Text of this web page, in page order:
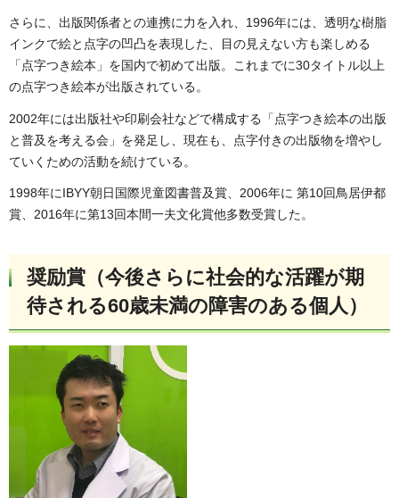
さらに、出版関係者との連携に力を入れ、1996年には、透明な樹脂
インクで絵と点字の凹凸を表現した、目の見えない方も楽しめる
「点字つき絵本」を国内で初めて出版。これまでに30タイトル以上
の点字つき絵本が出版されている。
2002年には出版社や印刷会社などで構成する「点字つき絵本の出版
と普及を考える会」を発足し、現在も、点字付きの出版物を増やし
ていくための活動を続けている。
1998年にIBYY朝日国際児童図書普及賞、2006年に 第10回鳥居伊都
賞、2016年に第13回本間一夫文化賞他多数受賞した。
奨励賞（今後さらに社会的な活躍が期
待される60歳未満の障害のある個人）